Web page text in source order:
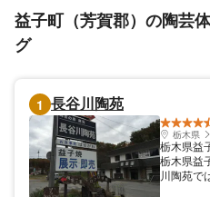
益子町（芳賀郡）の陶芸
グ
1 長谷川陶苑
栃木県
栃木県益
栃木県益
川陶苑で